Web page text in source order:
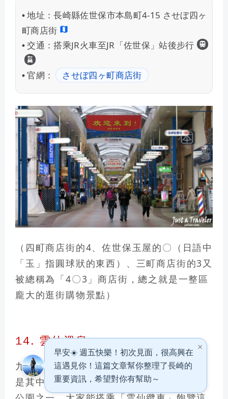
• 地址：長崎縣佐世保市本島町4-15 させぼ四ヶ
町商店街
• 交通：搭乘JR火車至JR「佐世保」站後步行
九州
租車自駕
• 官網： させぼ四ヶ町商店街
（四町商店街的4、佐世保玉屋的〇（日語中
「玉」指圓球狀的東西）、三町商店街的3又
被總稱為「4〇3」商店街，總之就是一整區
龐大的逛街購物景點）
14. 雲仙溫泉
九州一直都以溫泉聞名，而「雲仙溫泉」就
是其中代表之一，雲仙岳是日本最早的國立